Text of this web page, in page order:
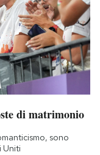
di matrimonio
sono
Uniti